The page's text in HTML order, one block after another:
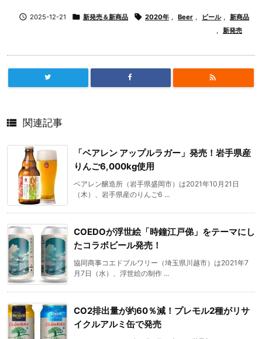
 2025-12-21  新発売＆新商品  2020年 , Beer , ビール , 新商品
, 新発売

 関連記事
「ベアレン アップルラガー」発売！岩手県産
りんご6,000kg使用
ベアレン醸造所（岩手県盛岡市）は2021年10月21日
（木）、岩手県産のりんご6 ...
COEDOが浮世絵「時鐘江戸俤」をテーマにし
たコラボビール発売！
協同商事コエドブルワリー（埼玉県川越市）は2021年7
月7日（水）、浮世絵の制作 ...
CO2排出量が約60％減！プレモル2種がリサ
イクルアルミ缶で発売